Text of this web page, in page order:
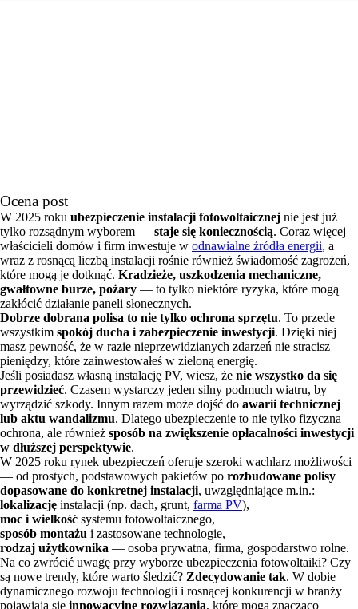
Ocena post
W 2025 roku ubezpieczenie instalacji fotowoltaicznej nie jest już
tylko rozsądnym wyborem — staje się koniecznością. Coraz więcej
właścicieli domów i firm inwestuje w odnawialne źródła energii, a
wraz z rosnącą liczbą instalacji rośnie również świadomość zagrożeń,
które mogą je dotknąć. Kradzieże, uszkodzenia mechaniczne,
gwałtowne burze, pożary — to tylko niektóre ryzyka, które mogą
zakłócić działanie paneli słonecznych.
Dobrze dobrana polisa to nie tylko ochrona sprzętu. To przede
wszystkim spokój ducha i zabezpieczenie inwestycji. Dzięki niej
masz pewność, że w razie nieprzewidzianych zdarzeń nie stracisz
pieniędzy, które zainwestowałeś w zieloną energię.
Jeśli posiadasz własną instalację PV, wiesz, że nie wszystko da się
przewidzieć. Czasem wystarczy jeden silny podmuch wiatru, by
wyrządzić szkody. Innym razem może dojść do awarii technicznej
lub aktu wandalizmu. Dlatego ubezpieczenie to nie tylko fizyczna
ochrona, ale również sposób na zwiększenie opłacalności inwestycji
w dłuższej perspektywie.
W 2025 roku rynek ubezpieczeń oferuje szeroki wachlarz możliwości
— od prostych, podstawowych pakietów po rozbudowane polisy
dopasowane do konkretnej instalacji, uwzględniające m.in.:
lokalizację instalacji (np. dach, grunt, farma PV),
moc i wielkość systemu fotowoltaicznego,
sposób montażu i zastosowane technologie,
rodzaj użytkownika — osoba prywatna, firma, gospodarstwo rolne.
Na co zwrócić uwagę przy wyborze ubezpieczenia fotowoltaiki? Czy
są nowe trendy, które warto śledzić? Zdecydowanie tak. W dobie
dynamicznego rozwoju technologii i rosnącej konkurencji w branży
pojawiają się innowacyjne rozwiązania, które mogą znacząco